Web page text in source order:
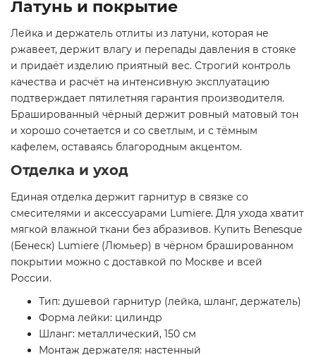
Латунь и покрытие
Лейка и держатель отлиты из латуни, которая не
ржавеет, держит влагу и перепады давления в стояке
и придаёт изделию приятный вес. Строгий контроль
качества и расчёт на интенсивную эксплуатацию
подтверждает пятилетняя гарантия производителя.
Брашированный чёрный держит ровный матовый тон
и хорошо сочетается и со светлым, и с тёмным
кафелем, оставаясь благородным акцентом.
Отделка и уход
Единая отделка держит гарнитур в связке со
смесителями и аксессуарами Lumiere. Для ухода хватит
мягкой влажной ткани без абразивов. Купить Benesque
(Бенеск) Lumiere (Люмьер) в чёрном брашированном
покрытии можно с доставкой по Москве и всей
России.
Тип: душевой гарнитур (лейка, шланг, держатель)
Форма лейки: цилиндр
Шланг: металлический, 150 см
Монтаж держателя: настенный